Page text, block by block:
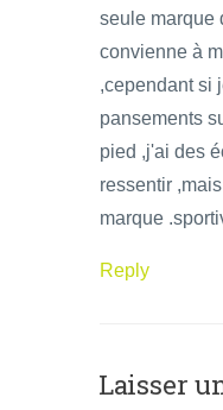
seule marque
convienne à
,cependant si
pansements
pied ,j'ai des
ressentir
marque
Reply
Laisser